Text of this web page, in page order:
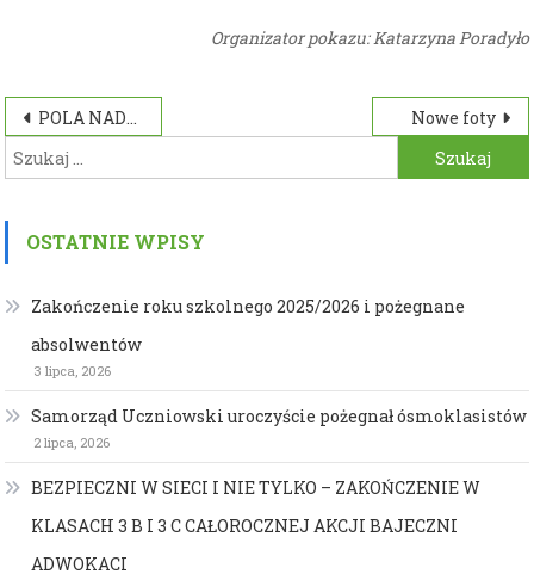
Organizator pokazu: Katarzyna Poradyło
Nawigacja
wpisu
POLA NADZIEI
Nowe foty
Szukaj:
OSTATNIE WPISY
Zakończenie roku szkolnego 2025/2026 i pożegnane
absolwentów
3 lipca, 2026
Samorząd Uczniowski uroczyście pożegnał ósmoklasistów
2 lipca, 2026
BEZPIECZNI W SIECI I NIE TYLKO – ZAKOŃCZENIE W
KLASACH 3 B I 3 C CAŁOROCZNEJ AKCJI BAJECZNI
ADWOKACI